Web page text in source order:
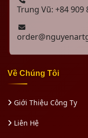
Trung Vũ: +84 909
Về Chúng Tôi
Giới Thiệu Công Ty
Liên Hệ